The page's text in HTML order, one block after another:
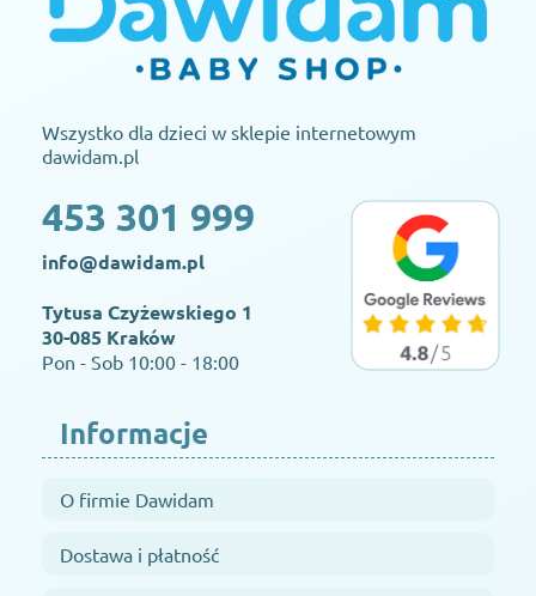
Wszystko dla dzieci w sklepie internetowym
dawidam.pl
453 301 999
info@dawidam.pl
Tytusa Czyżewskiego 1
30-085 Kraków
Pon - Sob 10:00 - 18:00
Informacje
O firmie Dawidam
Dostawa i płatność